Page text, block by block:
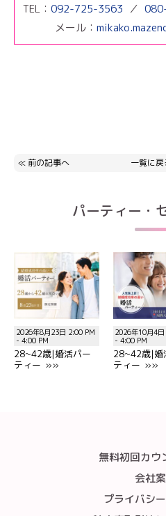
TEL： 092-725-3563 ／
メール：
≪ 前の記事へ 一覧に戻
パーティー・
2026年8月23日 2:00 PM
- 4:00 PM
28~42歳|婚活パー
ティー »»
2026年10月4
- 4:00 PM
28~42歳|婚
ティー »»
無料初回カウ
会社
プライバシ